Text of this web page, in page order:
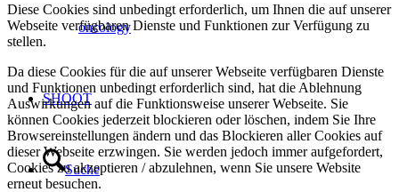
oncology
SHOOT
Suche
Diese Cookies sind unbedingt erforderlich, um Ihnen die auf unserer
Webseite verfügbaren Dienste und Funktionen zur Verfügung zu
stellen.
Da diese Cookies für die auf unserer Webseite verfügbaren Dienste
und Funktionen unbedingt erforderlich sind, hat die Ablehnung
Auswirkungen auf die Funktionsweise unserer Webseite. Sie
können Cookies jederzeit blockieren oder löschen, indem Sie Ihre
Browsereinstellungen ändern und das Blockieren aller Cookies auf
dieser Webseite erzwingen. Sie werden jedoch immer aufgefordert,
Cookies zu akzeptieren / abzulehnen, wenn Sie unsere Website
erneut besuchen.